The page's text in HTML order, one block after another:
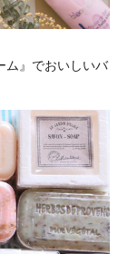
ム』でおいしいバ